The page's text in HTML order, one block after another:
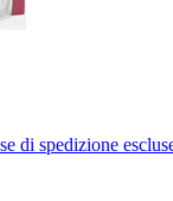
di spedizione